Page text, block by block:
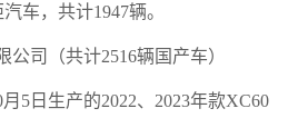
车，共计1947辆。
司（共计2516辆国产车）
5日生产的2022、2023年款XC60